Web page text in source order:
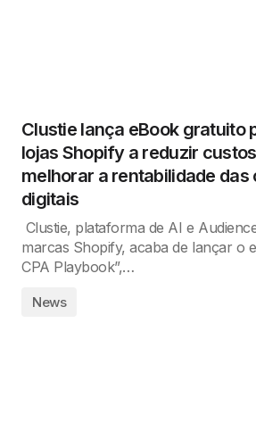
Clustie lança eBook gratuito
lojas Shopify a reduzir
melhorar a rentabilidade das
digitais
Clustie, plataforma de AI e
marcas Shopify, acaba de lançar o
CPA Playbook”,…
News